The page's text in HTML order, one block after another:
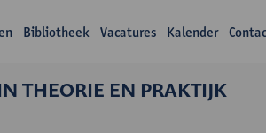
Bibliotheek Vacatures Kalender
THEORIE EN PRAKTIJK